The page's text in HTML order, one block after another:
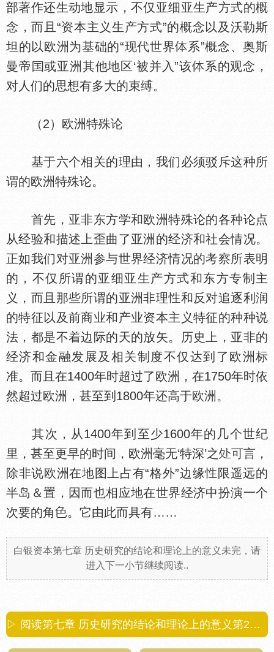
部著作还生动地显示，不仅亚细亚生产方式的概
念，而且“资本主义生产方式”的概念以及沃勒斯
坦的以欧洲为基础的“现代世界
系”概念、奥斯
曼帝
或亚洲其他地区‘被并入”该
系的观念，
对人们的思想有多大的束缚。
（2）欧洲特殊论
基于六个相关的理由，我们必须驳斥这种所
谓的欧洲特殊论。
首先，亚非东方学和欧洲特殊论的各种论点
从经验和描述上歪曲了亚洲的经济和社会情况。
正如我们对亚洲参与世界经济情况的考察所表明
的，不仅所谓的亚细亚生产方式和东方专制主
义，而且那些所谓的亚洲非理
和反对追逐利润
的特征以及前商业和产业资本主义特征的种种说
法，都是不着边际的天的放矢。历史上，亚非的
经济和金融发展及相关制度不仅达到了欧洲标
准。而且在1400年时超过了欧洲，在1750年时依
然超过欧洲，甚至到1800年还高于欧洲。
其次，从1400年到至少1600年的几个世纪
里，甚至更早的时间，欧洲毫无‘特深’之
可言，
除非说欧洲在地图上占有“格外”边缘
限遥远的
半岛＆置，因而也相应地在世界经济中扮演一个
次要的角
。它由此而具有……
白银资本第七章 历史研究的结论和理论上的意义未完，请
进入下一小节继续阅读..
▷ 阅读第七章 历史研究的结论和理论上的意义第2小节